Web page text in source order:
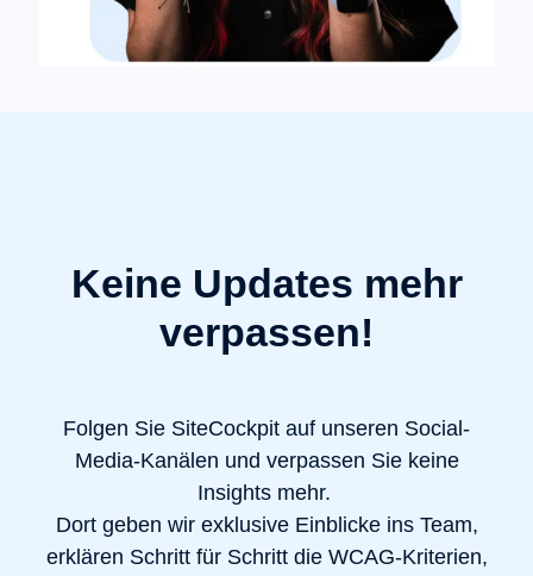
Keine Updates mehr
verpassen!
Folgen Sie SiteCockpit auf unseren Social-
Media-Kanälen und verpassen Sie keine
Insights mehr.
Dort geben wir exklusive Einblicke ins Team,
erklären Schritt für Schritt die WCAG-Kriterien,